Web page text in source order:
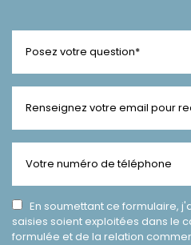
En soumettant ce formulaire,
saisies soient exploitées dans le
formulée et de la relation